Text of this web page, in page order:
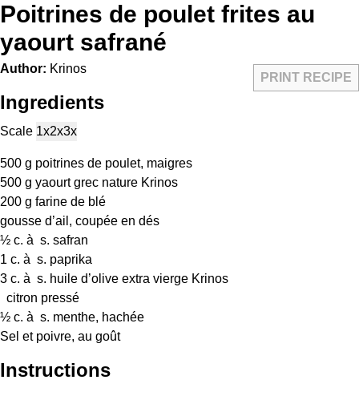
Poitrines de poulet frites au
yaourt safrané
PRINT RECIPE
Author: Krinos
Ingredients
Scale 1x2x3x
500 g poitrines de poulet, maigres
500 g yaourt grec nature Krinos
200 g farine de blé
gousse d’ail, coupée en dés
½ c. à s. safran
1 c. à s. paprika
3 c. à s. huile d’olive extra vierge Krinos
citron pressé
½ c. à s. menthe, hachée
Sel et poivre, au goût
Instructions